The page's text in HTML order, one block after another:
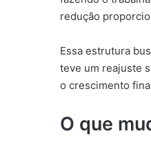
redução
Essa estrutura
teve um reajuste
o crescimento
O que